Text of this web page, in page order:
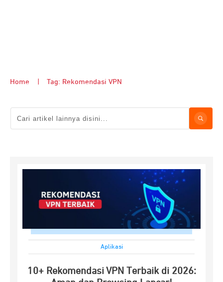
Home Tag: Rekomendasi VPN
Aplikasi
10+ Rekomendasi VPN Terbaik di 2026: